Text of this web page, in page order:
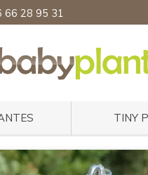
66 28 95 31
TINY